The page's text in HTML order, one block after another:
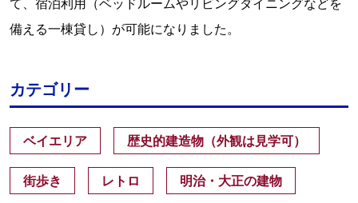
備える一棟貸し）が可能になりました。
カテゴリー
ベイエリア 歴史的建造物（外観は見学可）
街歩き レトロ 明治・大正の建物